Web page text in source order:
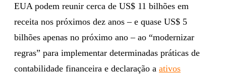
EUA podem reunir cerca de US$ 11 bilhões em
receita nos próximos dez anos – e quase US$ 5
bilhões apenas no próximo ano – ao “modernizar
regras” para implementar determinadas práticas de
contabilidade financeira e declaração a ativos